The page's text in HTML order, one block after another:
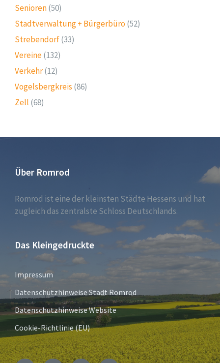
Senioren(50)
Stadtverwaltung + Bürgerbüro (52)
Strebendorf(33)
Vereine(132)
Verkehr(12)
Vogelsbergkreis (86)
Zell (68)
Über Romrod
Romrod ist eine der kleinsten Städte Hessens und hat
zugleich das zentralste Schloss Deutschlands.
Das Kleingedruckte
Impressum
Datenschutzhinweise Stadt Romrod
Datenschutzhinweise Website
Cookie-Richtlinie (EU)